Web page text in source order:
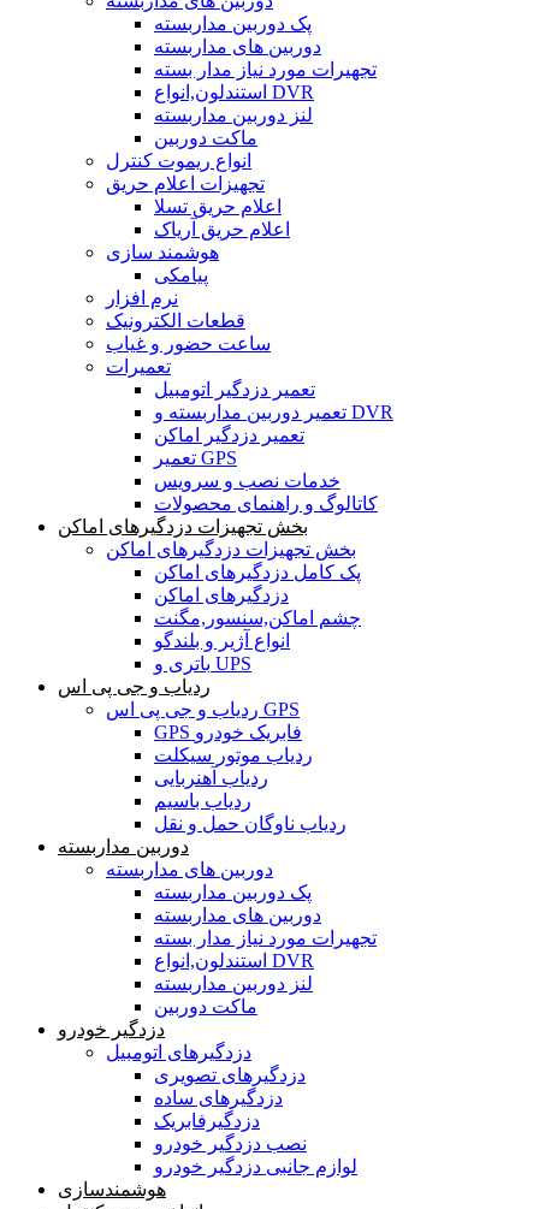
پک دوربین مداربسته
دوربین های مداربسته
تجهیرات مورد نیاز مدار بسته
استندلون,انواع DVR
لنز دوربین مداربسته
ماکت دوربین
انواع ریموت کنترل
تجهیزات اعلام حریق
اعلام حریق تسلا
اعلام حریق آریاک
هوشمند سازی
پیامکی
نرم افزار
قطعات الکترونیک
ساعت حضور و غیاب
تعمیرات
تعمیر دزدگیر اتومبیل
تعمیر دوربین مداربسته و DVR
تعمیر دزدگیر اماکن
تعمیر GPS
خدمات نصب و سرویس
کاتالوگ و راهنمای محصولات
بخش تجهیزات دزدگیرهای اماکن
بخش تجهیزات دزدگیرهای اماکن
پک کامل دزدگیرهای اماکن
دزدگیرهای اماکن
چشم اماکن,سنسور,مگنت
انواع آژیر و بلندگو
باتری و UPS
ردیاب و جی پی اس
ردیاب و جی پی اس GPS
GPS فابریک خودرو
ردیاب موتور سیکلت
ردیاب آهنربایی
ردیاب باسیم
ردیاب ناوگان حمل و نقل
دوربین مداربسته
دوربین های مداربسته
پک دوربین مداربسته
دوربین های مداربسته
تجهیرات مورد نیاز مدار بسته
استندلون,انواع DVR
لنز دوربین مداربسته
ماکت دوربین
دزدگیر خودرو
دزدگیرهای اتومبیل
دزدگیرهای تصویری
دزدگیرهای ساده
دزدگیرفابریک
نصب دزدگیر خودرو
لوازم جانبی دزدگیر خودرو
هوشمندسازی